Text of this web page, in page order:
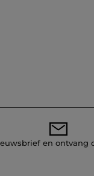
en ontvang